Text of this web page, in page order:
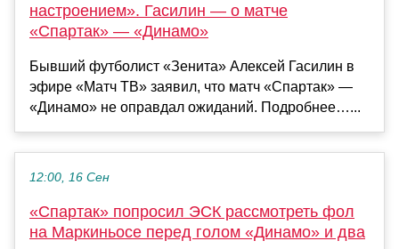
настроением». Гасилин — о матче
«Спартак» — «Динамо»
Бывший футболист «Зенита» Алексей Гасилин в
эфире «Матч ТВ» заявил, что матч «Спартак» —
«Динамо» не оправдал ожиданий. Подробнее…...
12:00, 16 Сен
«Спартак» попросил ЭСК рассмотреть фол
на Маркиньосе перед голом «Динамо» и два